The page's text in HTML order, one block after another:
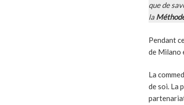
que de
la
Pendant
de Milano
La
de soi. La